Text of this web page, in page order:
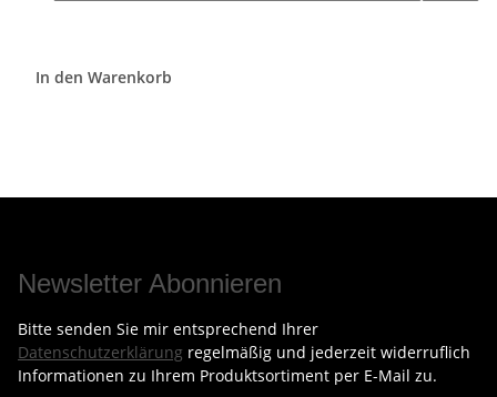
In den Warenkorb
Newsletter Abonnieren
Bitte senden Sie mir entsprechend Ihrer
Datenschutzerklärung regelmäßig und jederzeit widerruflich
Informationen zu Ihrem Produktsortiment per E-Mail zu.